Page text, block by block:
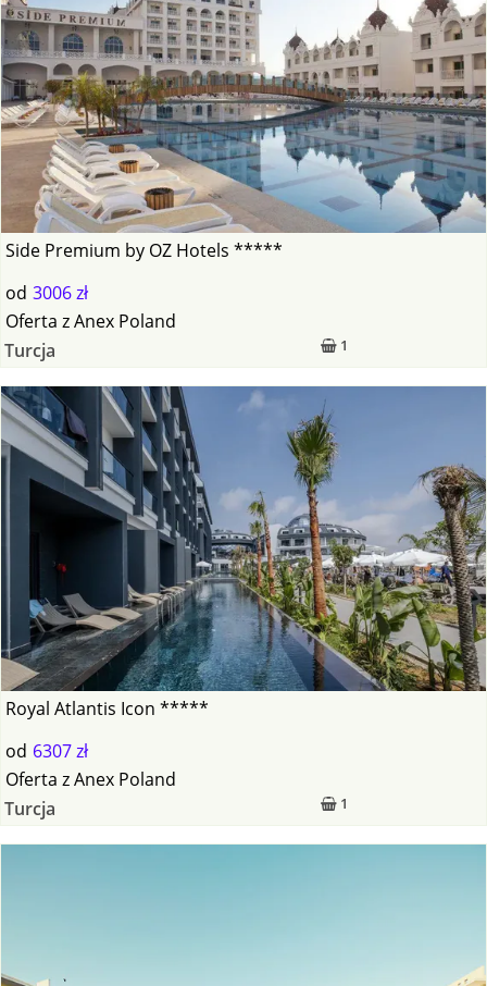
Side Premium by OZ Hotels *****
od 3006 zł
1
Oferta zAnex Poland
Turcja
Royal Atlantis Icon *****
od 6307 zł
1
Oferta zAnex Poland
Turcja